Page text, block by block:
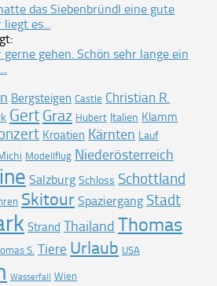
das Siebenbründl eine gute
es...
gerne gehen. Schön sehr lange ein
Bergsteigen Castle Christian R.
Gert Graz Hubert Italien Klamm
Kroatien Kärnten Lauf
Modellflug Niederösterreich
Salzburg Schloss Schottland
Skitour Spaziergang Stadt
Strand Thailand Thomas
S. Tiere Urlaub USA
Wasserfall Wien